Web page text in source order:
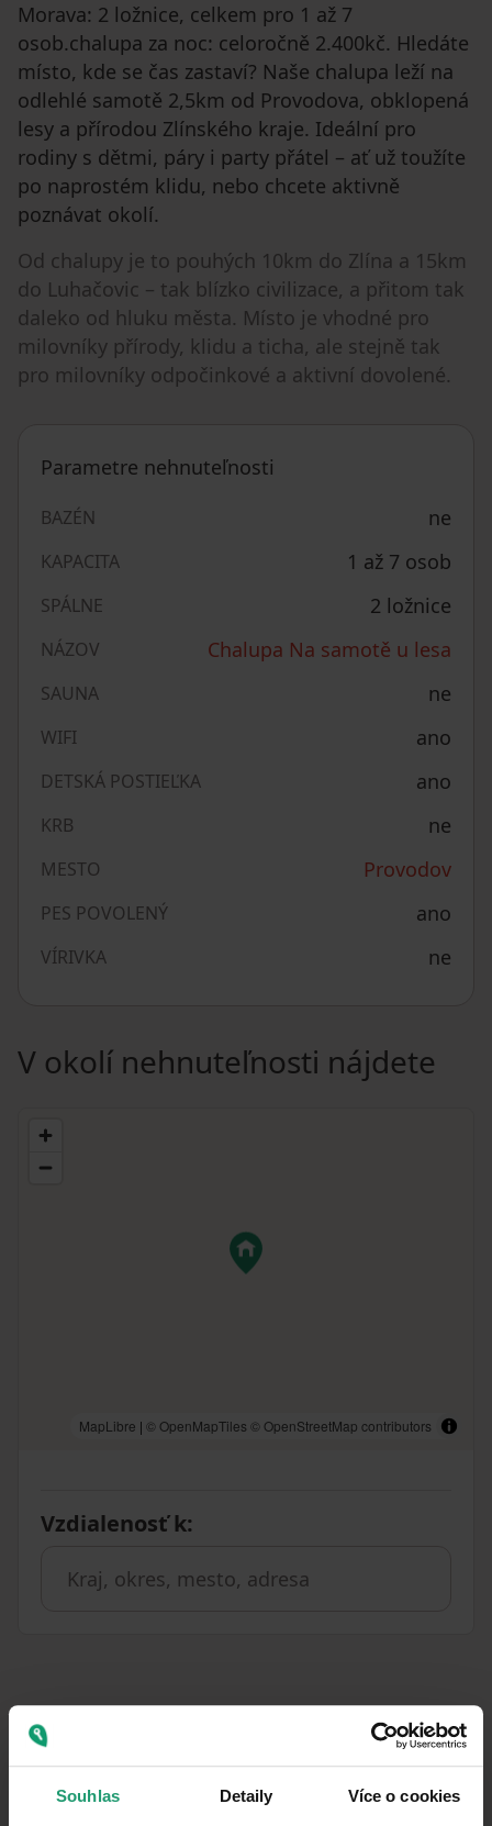
Souhlas Detaily Více o cookies
Morava: 2 ložnice, celkem pro 1 až 7
osob.chalupa za noc: celoročně 2.400kč. Hledáte
místo, kde se čas zastaví? Naše chalupa leží na
odlehlé samotě 2,5km od Provodova, obklopená
lesy a přírodou Zlínského kraje. Ideální pro
rodiny s dětmi, páry i party přátel – ať už toužíte
po naprostém klidu, nebo chcete aktivně
poznávat okolí.
Od chalupy je to pouhých 10km do Zlína a 15km
do Luhačovic – tak blízko civilizace, a přitom tak
daleko od hluku města. Místo je vhodné pro
milovníky přírody, klidu a ticha, ale stejně tak
pro milovníky odpočinkové a aktivní dovolené.
Parametre nehnuteľnosti
BAZÉN ne
KAPACITA 1 až 7 osob
SPÁLNE 2 ložnice
NÁZOV Chalupa Na samotě u lesa
SAUNA ne
WIFI ano
DETSKÁ POSTIEĽKA ano
KRB ne
MESTO Provodov
PES POVOLENÝ ano
VÍRIVKA ne
V okolí nehnuteľnosti nájdete
MapLibre | © OpenMapTiles © OpenStreetMap contributors
Vzdialenosť k:
Podobné ponuky ako táto
nehnuteľnosť
CHATA/CHALUPA